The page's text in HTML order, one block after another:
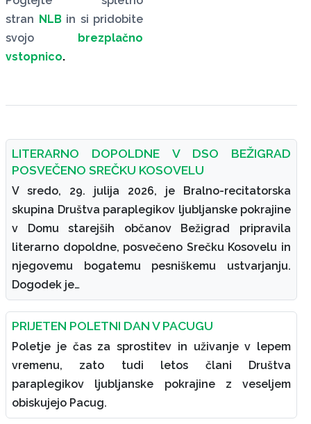
stran NLB in si pridobite
svojo
brezplačno
vstopnico.
LITERARNO DOPOLDNE V DSO BEŽIGRAD
POSVEČENO SREČKU KOSOVELU
V sredo, 29. julija 2026, je Bralno-recitatorska
skupina Društva paraplegikov ljubljanske pokrajine
v Domu starejših občanov Bežigrad pripravila
literarno dopoldne, posvečeno Srečku Kosovelu in
njegovemu bogatemu pesniškemu ustvarjanju.
Dogodek je…
PRIJETEN POLETNI DAN V PACUGU
Poletje je čas za sprostitev in uživanje v lepem
vremenu, zato tudi letos člani Društva
paraplegikov ljubljanske pokrajine z veseljem
obiskujejo Pacug.